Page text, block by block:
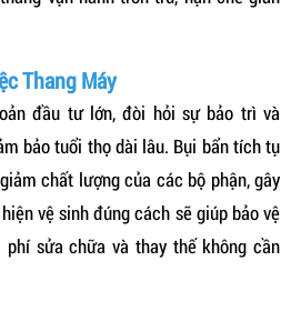
Thang Máy
đầu tư lớn, đòi hỏi sự bảo trì và
bảo tuổi thọ dài lâu. Bụi bẩn tích tụ
chất lượng của các bộ phận, gây
vệ sinh đúng cách sẽ giúp bảo vệ
sửa chữa và thay thế không cần